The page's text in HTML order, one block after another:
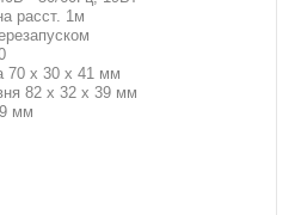
расст. 1м
70 х 30 х 41 мм
82 х 32 х 39 мм
мм